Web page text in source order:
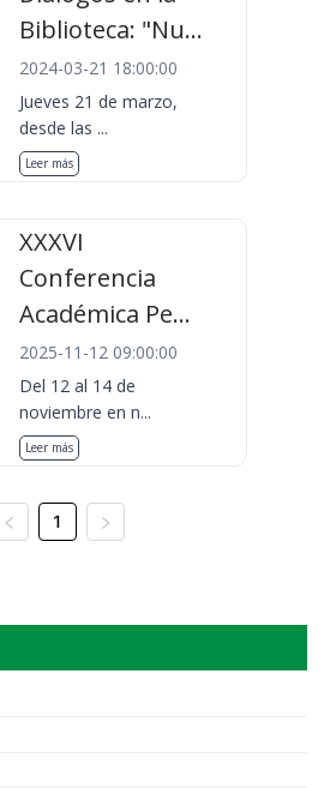
Biblioteca: "Nu...
2024-03-21 18:00:00
Jueves 21 de marzo,
desde las ...
Leer más
XXXVI
Conferencia
Académica Pe...
2025-11-12 09:00:00
Del 12 al 14 de
noviembre en n...
Leer más
1